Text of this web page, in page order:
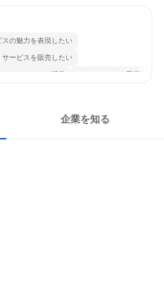
スの魅力を表現したい
サービスを販売したい
ニケーションが活発 チームワークを重視
企業を知る